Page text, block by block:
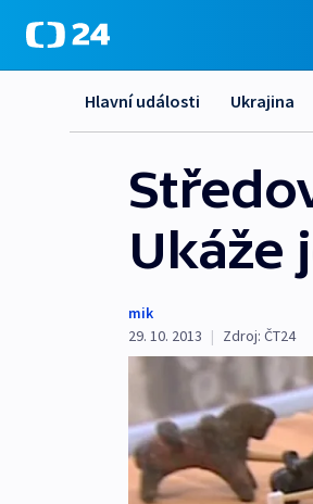
Hlavní události Ukrajina
Ukáže
mik
29. 10. 2013 | Zdroj: ČT24